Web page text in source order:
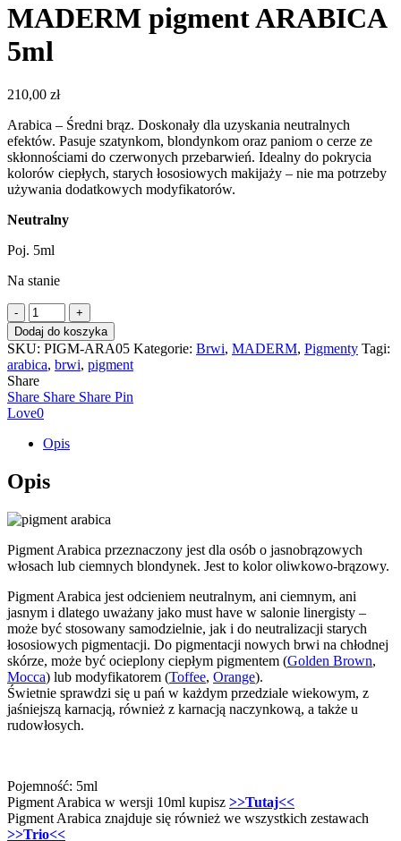
MADERM pigment ARABICA
5ml
210,00 zł
Arabica – Średni brąz. Doskonały dla uzyskania neutralnych
efektów. Pasuje szatynkom, blondynkom oraz paniom o cerze ze
skłonnościami do czerwonych przebarwień. Idealny do pokrycia
kolorów ciepłych, starych łososiowych makijaży – nie ma potrzeby
używania dodatkowych modyfikatorów.
Neutralny
Poj. 5ml
Na stanie
ilość
MADERM
pigment
ARABICA
5ml
Dodaj do koszyka
SKU: PIGM-ARA05 Kategorie: Brwi, MADERM, Pigmenty Tagi:
arabica, brwi, pigment
Share
Share Share Share Pin
Love0
Opis
Opis
Pigment Arabica przeznaczony jest dla osób o jasnobrązowych
włosach lub ciemnych blondynek. Jest to kolor oliwkowo-brązowy.
Pigment Arabica jest odcieniem neutralnym, ani ciemnym, ani
jasnym i dlatego uważany jako must have w salonie linergisty –
może być stosowany samodzielnie, jak i do neutralizacji starych
łososiowych pigmentacji. Do pigmentacji nowych brwi na chłodnej
skórze, może być ocieplony ciepłym pigmentem (Golden Brown,
Mocca) lub modyfikatorem (Toffee, Orange).
Świetnie sprawdzi się u pań w każdym przedziale wiekowym, z
jaśniejszą karnacją, również z karnacją naczynkową, a także u
rudowłosych.
Pojemność: 5ml
Pigment Arabica w wersji 10ml kupisz >>Tutaj<<
Pigment Arabica znajduje się również we wszystkich zestawach
>>Trio<<